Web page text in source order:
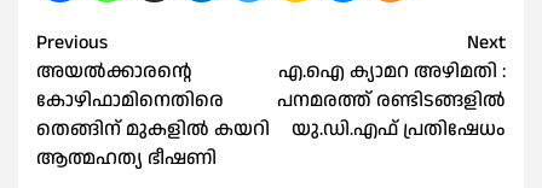
Post
navigation
Previous
അയൽക്കാരന്റെ
കോഴിഫാമിനെതിരെ
തെങ്ങിന് മുകളിൽ കയറി
ആത്മഹത്യ ഭീഷണി
Next
എ.ഐ ക്യാമറ അഴിമതി :
പനമരത്ത് രണ്ടിടങ്ങളിൽ
യു.ഡി.എഫ് പ്രതിഷേധം